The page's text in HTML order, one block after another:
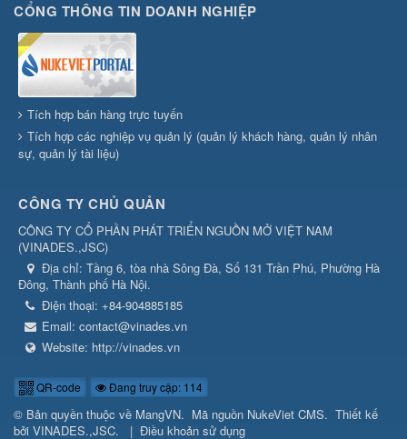
CỔNG THÔNG TIN DOANH NGHIỆP
Tích hợp bán hàng trực tuyến
Tích hợp các nghiệp vụ quản lý (quản lý khách hàng, quản lý nhân
sự, quản lý tài liệu)
CÔNG TY CHỦ QUẢN
CÔNG TY CỔ PHẦN PHÁT TRIỂN NGUỒN MỞ VIỆT NAM
(VINADES.,JSC)
Địa chỉ: Tầng 6, tòa nhà Sông Đà, Số 131 Trần Phú, Phường Hà
Đông, Thành phố Hà Nội.
Điện thoại: +84-904885185
Email: contact@vinades.vn
Website: http://vinades.vn
QR-code Đang truy cập: 114
© Bản quyền thuộc về MangVN. Mã nguồn NukeViet CMS. Thiết kế
bởi VINADES.,JSC. | Điều khoản sử dụng